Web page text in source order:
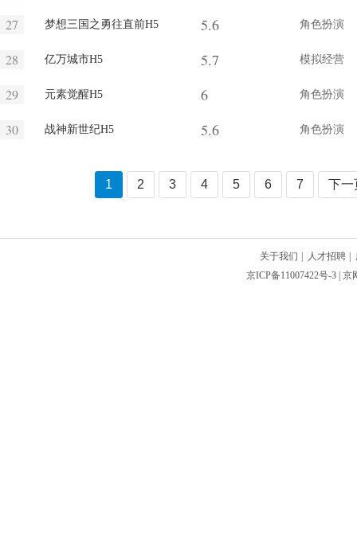
27 梦想三国之勇往直前H5 5.6 角色扮演
28 亿万城市H5 5.7 模拟经营
29 元素觉醒H5 6 角色扮演
30 战神新世纪H5 5.6 角色扮演
1 2 3 4 5 6 7 下一
关于我们 人才招聘
京ICP备11007422号-3 |